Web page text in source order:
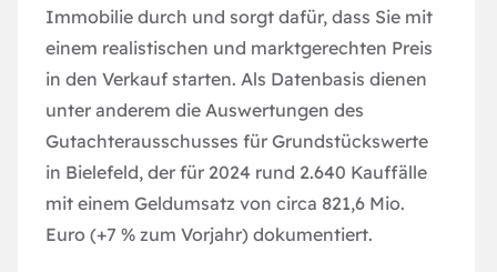
Immobilie durch und sorgt dafür, dass Sie mit
einem realistischen und marktgerechten Preis
in den Verkauf starten. Als Datenbasis dienen
unter anderem die Auswertungen des
Gutachterausschusses für Grundstückswerte
in Bielefeld, der für 2024 rund 2.640 Kauffälle
mit einem Geldumsatz von circa 821,6 Mio.
Euro (+7 % zum Vorjahr) dokumentiert.